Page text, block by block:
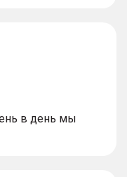
в день мы